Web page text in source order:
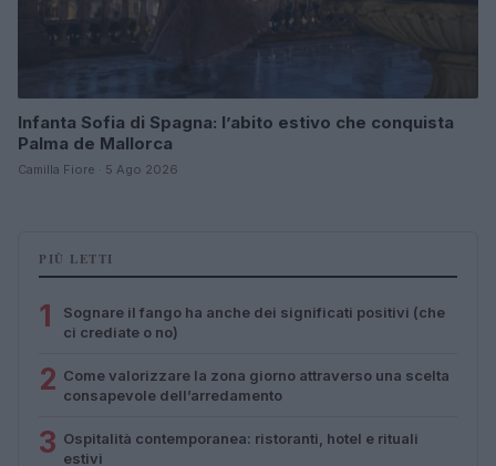
Infanta Sofia di Spagna: l’abito estivo che conquista
Palma de Mallorca
Camilla Fiore · 5 Ago 2026
PIÙ LETTI
1
Sognare il fango ha anche dei significati positivi (che
ci crediate o no)
2 Come valorizzare la zona giorno attraverso una scelta
consapevole dell’arredamento
3 Ospitalità contemporanea: ristoranti, hotel e rituali
estivi